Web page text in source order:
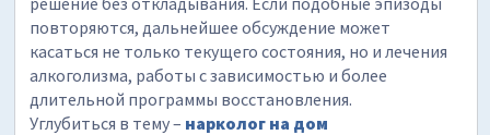
повторяются, дальнейшее обсуждение может
касаться не только текущего состояния, но и лечения
алкоголизма, работы с зависимостью и более
длительной программы восстановления.
Углубиться в тему – нарколог на дом